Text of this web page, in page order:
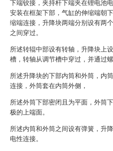
下端铰接，夹持杆下端夹在锂电池
安装在框架下部，气缸的伸缩端朝
缩端连接，升降块两端分别设有两
之间穿过。
所述转辊中部设有转轴，升降块上
槽，转轴从调节槽中穿过，并通过
所述升降块的下部内筒和外筒，内
连接，外筒套在内筒外侧，
所述外筒下部密闭且为平面，外筒
极的上端面。
所述内筒和外筒之间设有弹簧，升
电性连接。